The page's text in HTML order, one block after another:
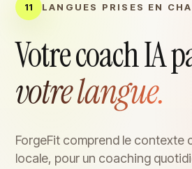
11 LANGUES PRISES EN
Votre coach IA
votre langue.
ForgeFit comprend le contexte
locale, pour un coaching